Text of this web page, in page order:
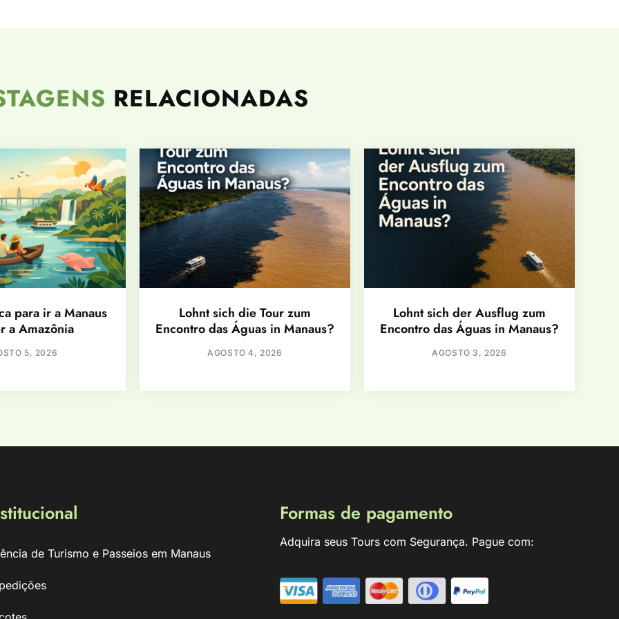
RELACIONADAS
para ir a Manaus
a Amazônia
5, 2026
Lohnt sich die Tour zum
Encontro das Águas in Manaus?
AGOSTO 4, 2026
Lohnt sich der Ausflug zum
Encontro das Águas in Manaus?
AGOSTO 3, 2026
de Turismo e Passeios em Manaus
Formas de pagamento
Adquira seus Tours com Segurança. Pague com: